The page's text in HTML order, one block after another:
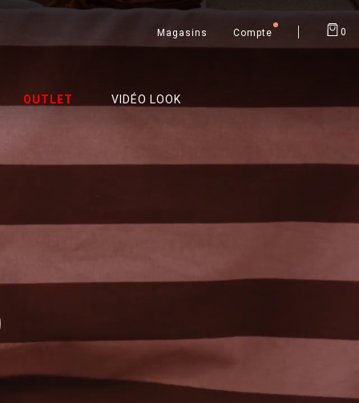
Magasins Compte 0
OUTLET VIDÉO LOOK